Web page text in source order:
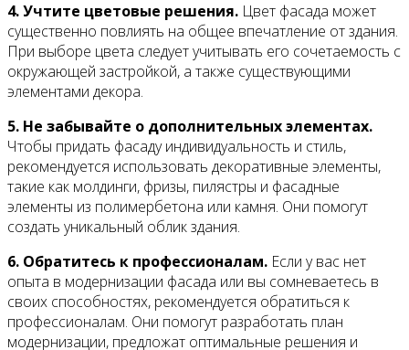
4. Учтите цветовые решения. Цвет фасада может
существенно повлиять на общее впечатление от здания.
При выборе цвета следует учитывать его сочетаемость с
окружающей застройкой, а также существующими
элементами декора.
5. Не забывайте о дополнительных элементах.
Чтобы придать фасаду индивидуальность и стиль,
рекомендуется использовать декоративные элементы,
такие как молдинги, фризы, пилястры и фасадные
элементы из полимербетона или камня. Они помогут
создать уникальный облик здания.
6. Обратитесь к профессионалам. Если у вас нет
опыта в модернизации фасада или вы сомневаетесь в
своих способностях, рекомендуется обратиться к
профессионалам. Они помогут разработать план
модернизации, предложат оптимальные решения и